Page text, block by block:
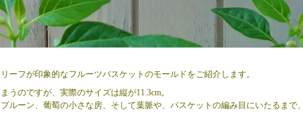
ーフが印象的なフルーツバスケットのモールドをご紹介します。
うのですが、実際のサイズは縦が11.3cm。
ルーン、葡萄の小さな房、そして葉脈や、バスケットの編み目にいたるまで